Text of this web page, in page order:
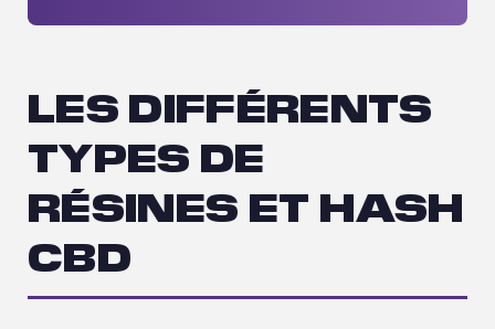
LES DIFFÉRENTS
TYPES DE
RÉSINES ET HASH
CBD